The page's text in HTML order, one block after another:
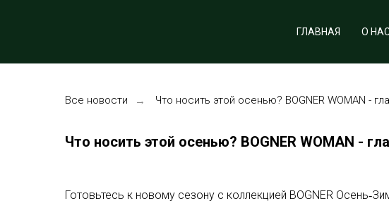
ГЛАВНАЯ О
Все новости → Что носить этой осенью? BOGNER WOMAN -
Что носить этой осенью? BOGNER WOMAN -
Готовьтесь к новому сезону с коллекцией BOGNER